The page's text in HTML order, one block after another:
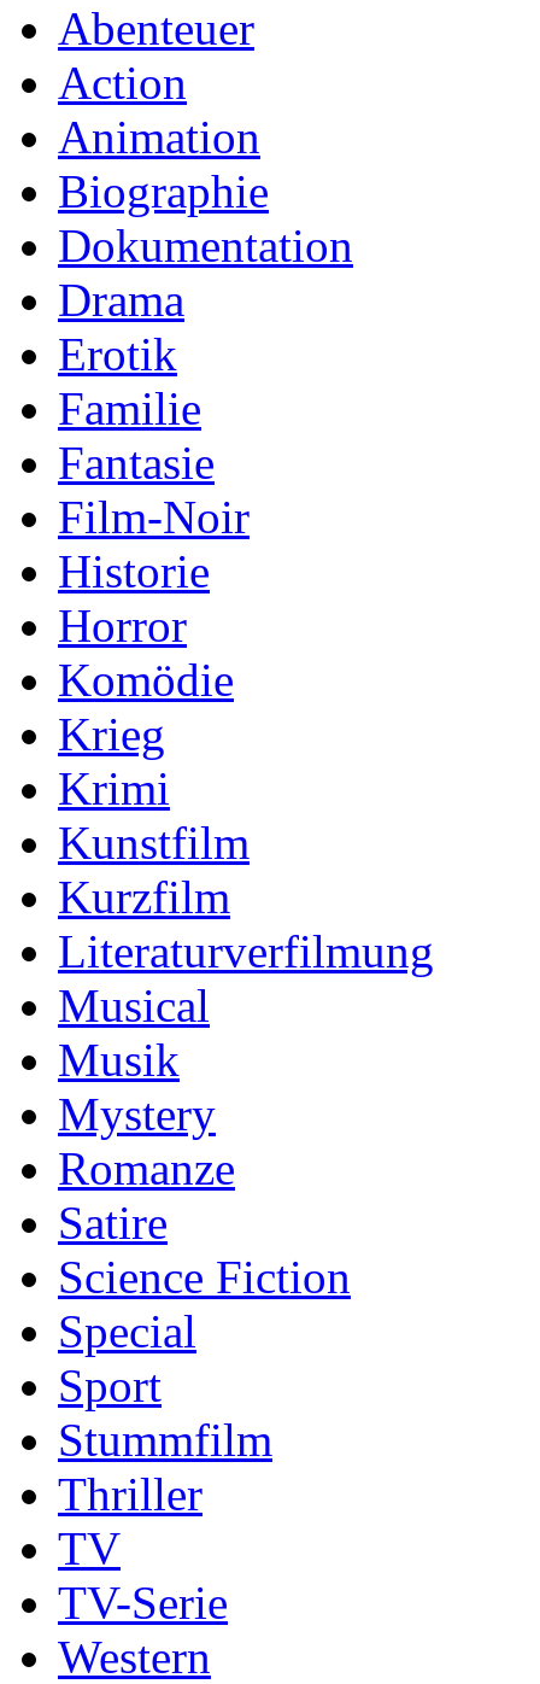
Abenteuer
Action
Animation
Biographie
Dokumentation
Drama
Erotik
Familie
Fantasie
Film-Noir
Historie
Horror
Komödie
Krieg
Krimi
Kunstfilm
Kurzfilm
Literaturverfilmung
Musical
Musik
Mystery
Romanze
Satire
Science Fiction
Special
Sport
Stummfilm
Thriller
TV
TV-Serie
Western